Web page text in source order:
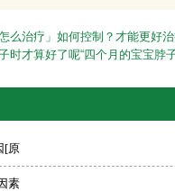
么治疗」如何控制？才能更好
时才算好了呢“四个月的宝宝脖
[原
素